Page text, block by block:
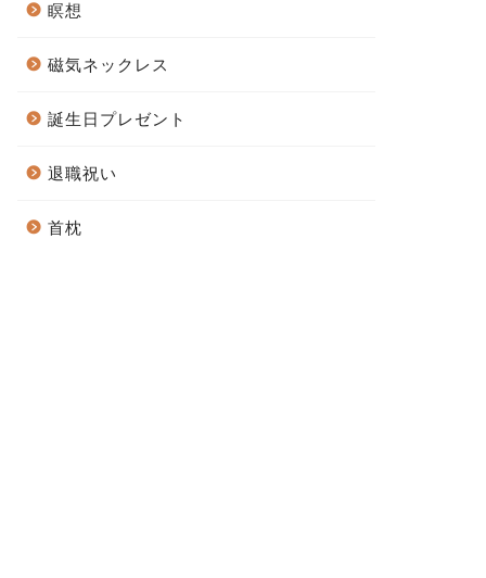
瞑想
磁気ネックレス
誕生日プレゼント
退職祝い
首枕